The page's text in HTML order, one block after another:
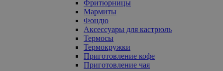
Фритюрницы
Мармиты
Фондю
Аксессуары для кастрюль
Термосы
Термокружки
Приготовление кофе
Приготовление чая